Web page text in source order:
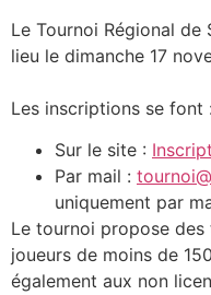
Le Tournoi Régional de
lieu le dimanche 17
Les inscriptions se font :
Sur le site :
Par mail :
uniquement par
Le tournoi propose
joueurs de moins de
également aux non